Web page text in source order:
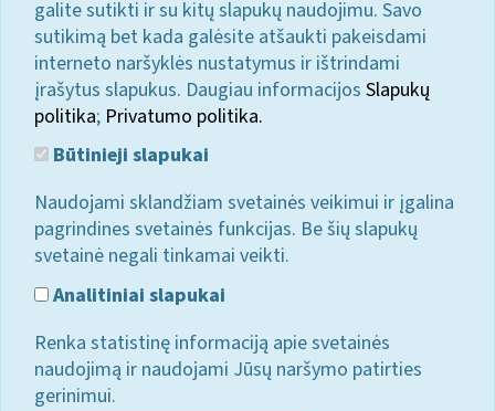
galite sutikti ir su kitų slapukų naudojimu. Savo
sutikimą bet kada galėsite atšaukti pakeisdami
interneto naršyklės nustatymus ir ištrindami
įrašytus slapukus. Daugiau informacijos Slapukų
politika; Privatumo politika.
Būtinieji slapukai
Naudojami sklandžiam svetainės veikimui ir įgalina
pagrindines svetainės funkcijas. Be šių slapukų
svetainė negali tinkamai veikti.
Analitiniai slapukai
Renka statistinę informaciją apie svetainės
naudojimą ir naudojami Jūsų naršymo patirties
gerinimui.